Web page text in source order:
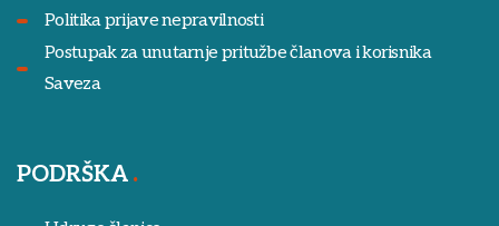
Politika prijave nepravilnosti
Postupak za unutarnje pritužbe članova i korisnika
Saveza
PODRŠKA